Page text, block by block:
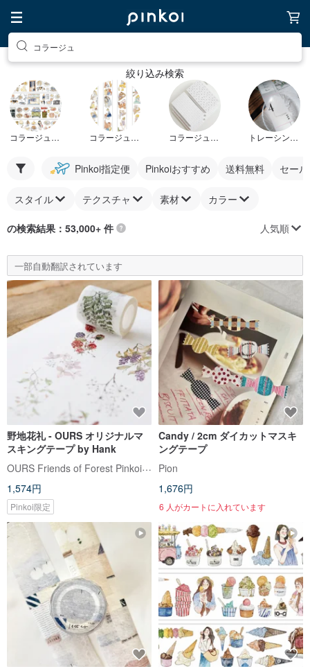
コラージュ
絞り込み検索
コラージュ素材 コラージュステッカー コラージュペーパー トレーシングペーパー
Pinkoi指定便 Pinkoiおすすめ 送料無料 セー
スタイル テクスチャ 素材 カラー
の検索結果：53,000+ 件 人気順
一部自動翻訳されています
野地花礼 - OURS オリジナルマ
スキングテープ by Hank
OURS Friends of Forest Pinkoi Shop
1,574円
Pinkoi限定
Candy / 2cm ダイカットマスキ
ングテープ
Pion
1,676円
6 人がカートに入れています